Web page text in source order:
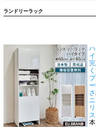
ランドリーラック
く